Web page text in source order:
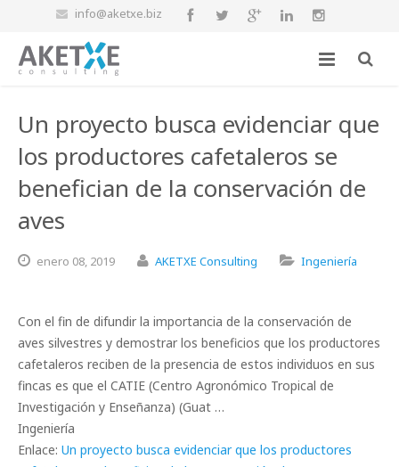
info@aketxe.biz
Un proyecto busca evidenciar que
los productores cafetaleros se
benefician de la conservación de
aves
enero 08, 2019 AKETXE Consulting Ingeniería
Con el fin de difundir la importancia de la conservación de
aves silvestres y demostrar los beneficios que los productores
cafetaleros reciben de la presencia de estos individuos en sus
fincas es que el CATIE (Centro Agronómico Tropical de
Investigación y Enseñanza) (Guat …
Ingeniería
Enlace: Un proyecto busca evidenciar que los productores